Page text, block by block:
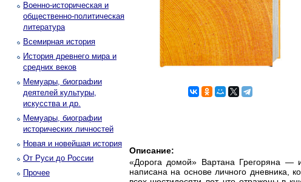
Военно-историческая и
общественно-политическая
литература
Всемирная история
История древнего мира и
средних веков
Мемуары, биографии
деятелей культуры,
искусства и др.
Мемуары, биографии
исторических личностей
Новая и новейшая история
От Руси до России
Прочее
Описание:
«Дорога домой» Вартана Грегоряна —
написана на основе личного дневника,